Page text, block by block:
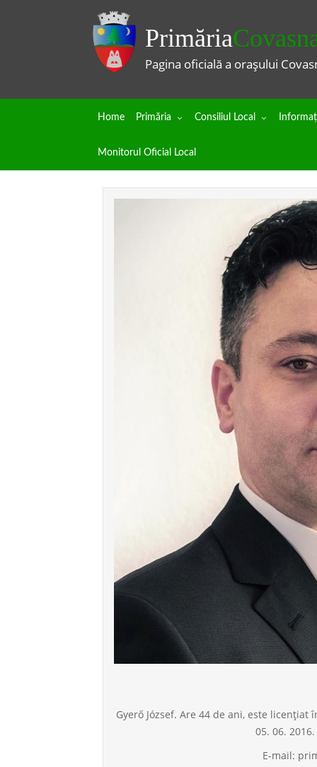
Primăria
Pagina oficială a orașului
Home Primăria Consiliul Local
Monitorul Oficial Local
Gyerő József. Are 44 de ani, este
05. 06.
E-mail: